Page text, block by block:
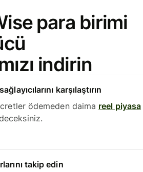
para birimi
indirin
karşılaştırın
ödemeden daima reel piyasa
takip edin